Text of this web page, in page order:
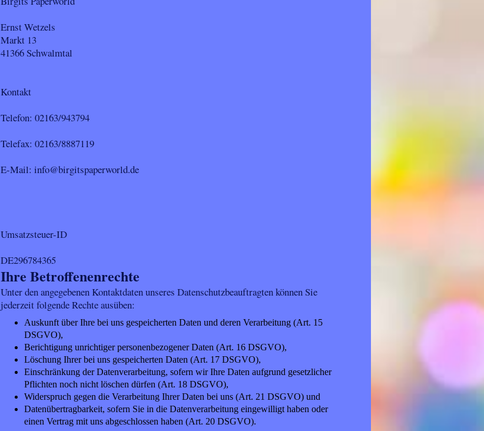
Ernst Wetzels
Markt 13
41366 Schwalmtal
Kontakt
Telefon: 02163/943794
Telefax: 02163/8887119
E-Mail: info@birgitspaperworld.de
Umsatzsteuer-ID
DE296784365
Ihre Betroffenenrechte
Unter den angegebenen Kontaktdaten unseres Datenschutzbeauftragten können Sie
jederzeit folgende Rechte ausüben:
Auskunft über Ihre bei uns gespeicherten Daten und deren Verarbeitung (Art. 15
DSGVO),
Berichtigung unrichtiger personenbezogener Daten (Art. 16 DSGVO),
Löschung Ihrer bei uns gespeicherten Daten (Art. 17 DSGVO),
Einschränkung der Datenverarbeitung, sofern wir Ihre Daten aufgrund gesetzlicher
Pflichten noch nicht löschen dürfen (Art. 18 DSGVO),
Widerspruch gegen die Verarbeitung Ihrer Daten bei uns (Art. 21 DSGVO) und
Datenübertragbarkeit, sofern Sie in die Datenverarbeitung eingewilligt haben oder
einen Vertrag mit uns abgeschlossen haben (Art. 20 DSGVO).